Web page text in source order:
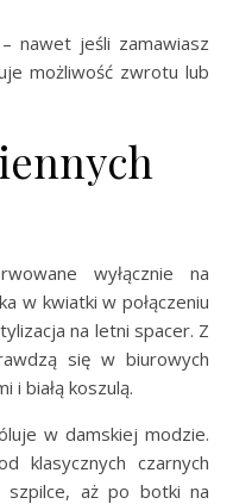
nawet jeśli zamawiasz
możliwość zwrotu lub
wyłącznie na
w kwiatki w połączeniu
na letni spacer. Z
się w biurowych
i białą koszulą.
w damskiej modzie.
klasycznych czarnych
szpilce, aż po botki na